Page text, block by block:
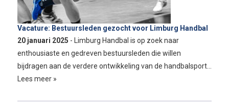
Vacature: Bestuursleden gezocht voor Limburg Handbal
20 januari 2025 - Limburg Handbal is op zoek naar
enthousiaste en gedreven bestuursleden die willen
bijdragen aan de verdere ontwikkeling van de handbalsport…
Lees meer »